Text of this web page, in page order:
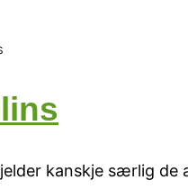
kanskje særlig de